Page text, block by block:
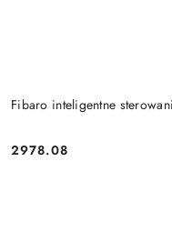
Fibaro inteligentne
Cena:
2978.08